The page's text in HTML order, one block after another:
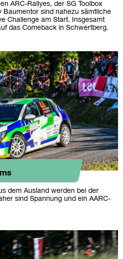
ARC-Rallyes, der SG Toolbox
Baumentor sind nahezu sämtliche
Challenge am Start. Insgesamt
das Comeback in Schwertberg.
dem Ausland werden bei der
sind Spannung und ein AARC-